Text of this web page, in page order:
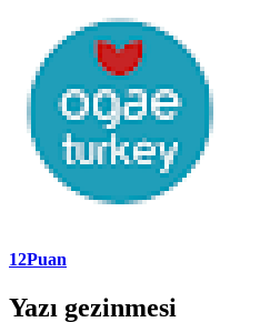
12Puan
Yazı gezinmesi